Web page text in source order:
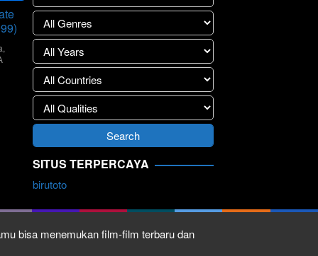
,
SITUS TERPERCAYA
birutoto
bisa menemukan film-film terbaru dan